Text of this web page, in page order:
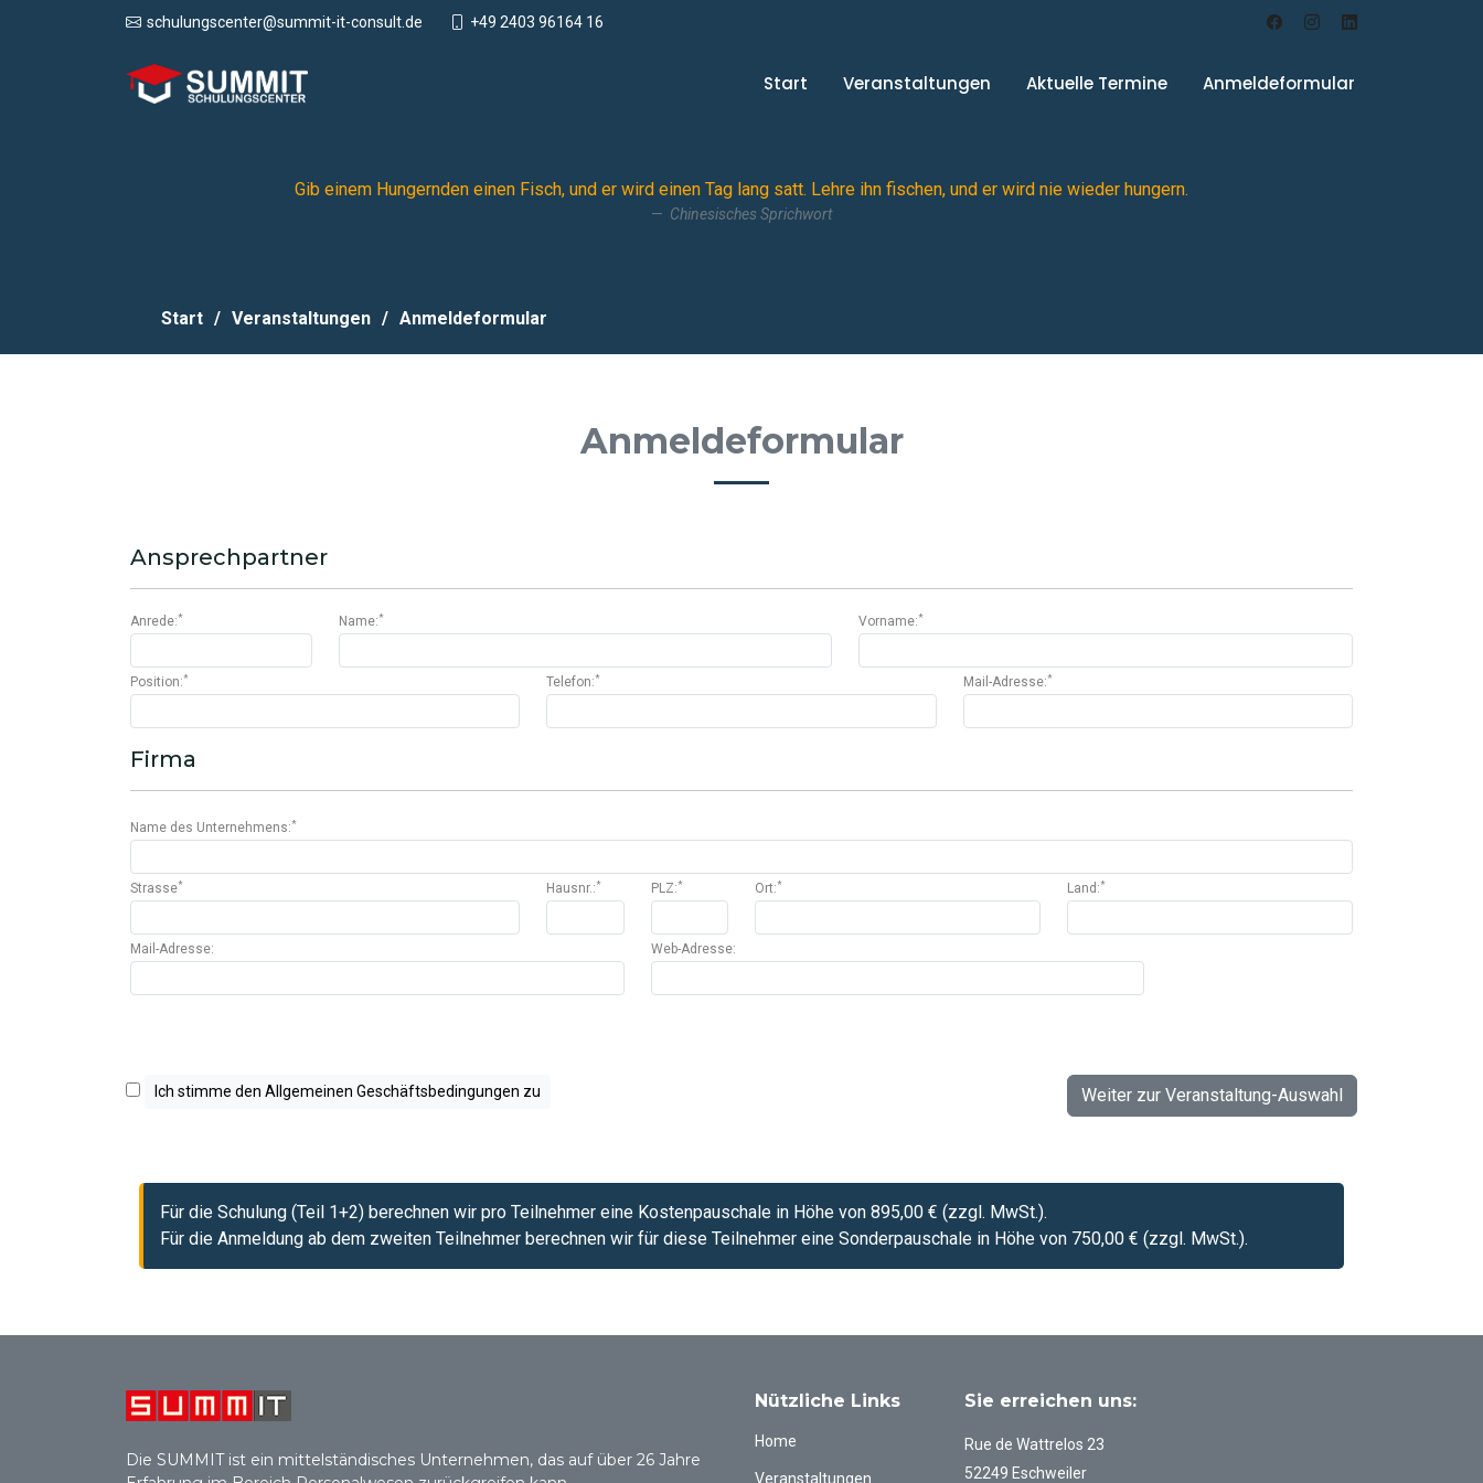
schulungscenter@summit-it-consult.de +49 2403 96164 16
Start Veranstaltungen Aktuelle Termine Anmeldeformular
Gib einem Hungernden einen Fisch, und er wird einen Tag lang satt. Lehre ihn fischen, und er wird nie wieder hungern.
Chinesisches Sprichwort
Start Veranstaltungen Anmeldeformular
Anmeldeformular
Ansprechpartner
Anrede:* Name:* Vorname:*
Position:* Telefon:* Mail-Adresse:*
Firma
Name des Unternehmens:*
Strasse* Hausnr.:* PLZ:* Ort:* Land:*
Mail-Adresse: Web-Adresse:
Ich stimme den Allgemeinen Geschäftsbedingungen zu
Für die Schulung (Teil 1+2) berechnen wir pro Teilnehmer eine Kostenpauschale in Höhe von 895,00 € (zzgl. MwSt.).
Für die Anmeldung ab dem zweiten Teilnehmer berechnen wir für diese Teilnehmer eine Sonderpauschale in Höhe von 750,00 € (zzgl. MwSt.).
Die SUMMIT ist ein mittelständisches Unternehmen, das auf über 26 Jahre
Nützliche Links
Home
Veranstaltungen
Sie erreichen uns:
Rue de Wattrelos 23
52249 Eschweiler